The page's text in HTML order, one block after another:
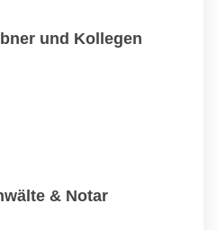
und Kollegen
& Notar